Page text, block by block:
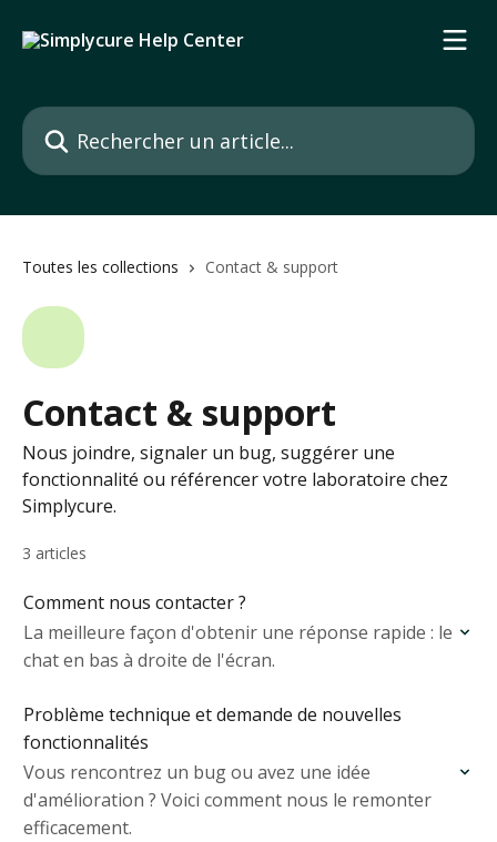
Rechercher un article...
Toutes les collections Contact & support
Contact & support
Nous joindre, signaler un bug, suggérer une
fonctionnalité ou référencer votre laboratoire chez
Simplycure.
3 articles
Comment nous contacter ?
La meilleure façon d'obtenir une réponse rapide : le
chat en bas à droite de l'écran.
Problème technique et demande de nouvelles
fonctionnalités
Vous rencontrez un bug ou avez une idée
d'amélioration ? Voici comment nous le remonter
efficacement.